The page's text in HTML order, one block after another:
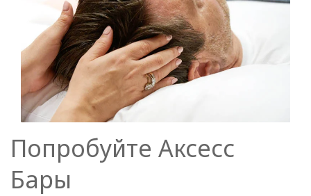
Попробуйте Аксесс
Бары